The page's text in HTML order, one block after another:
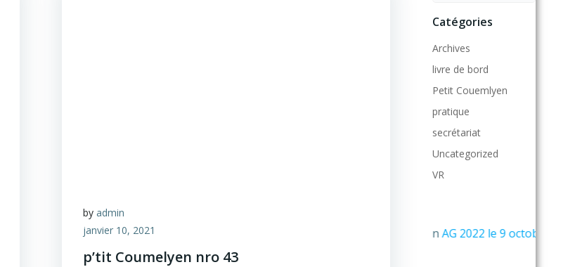
by admin
janvier 10, 2021
p’tit Coumelyen nro 43
Catégories
Archives
livre de bord
Petit Couemlyen
pratique
secrétariat
Uncategorized
VR
AG 2022 le 9 octobre